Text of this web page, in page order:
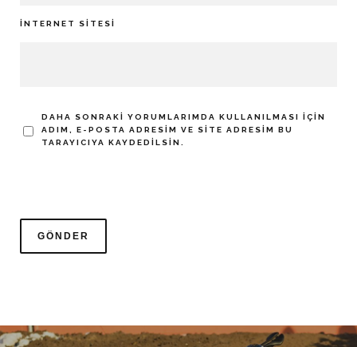
İNTERNET SITESI
DAHA SONRAKI YORUMLARIMDA KULLANILMASI IÇIN
ADIM, E-POSTA ADRESIM VE SITE ADRESIM BU
TARAYICIYA KAYDEDILSIN.